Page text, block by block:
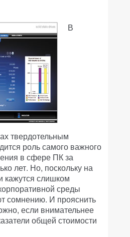
В
твердотельным
роль самого важного
в сфере ПК за
лет. Но, поскольку на
кажутся слишком
среды
сомнению. И прояснить
если внимательнее
общей стоимости